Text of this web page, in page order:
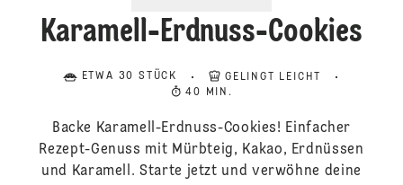
Karamell-Erdnuss-Cookies
ETWA 30 STÜCK
GELINGT LEICHT
40 MIN.
Backe Karamell-Erdnuss-Cookies! Einfacher
Rezept-Genuss mit Mürbteig, Kakao, Erdnüssen
und Karamell. Starte jetzt und verwöhne deine